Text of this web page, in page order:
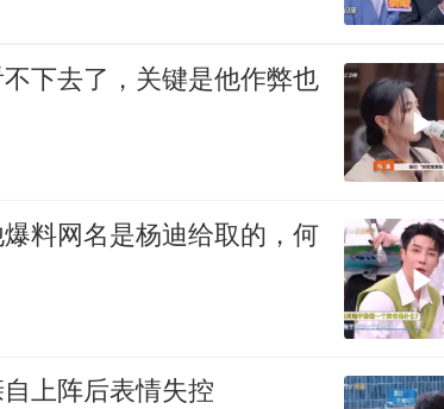
下去了，关键是他作弊也
料网名是杨迪给取的，何
上阵后表情失控